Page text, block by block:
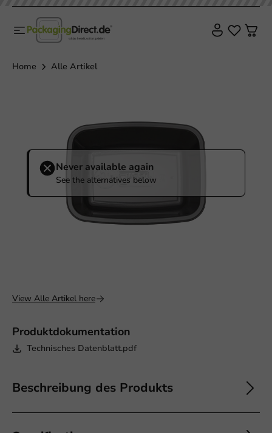
Home Alle Artikel
Never available again
See the alternatives below
Produktdokumentation
Technisches Datenblatt.pdf
Beschreibung des Produkts
View Alle Artikel here